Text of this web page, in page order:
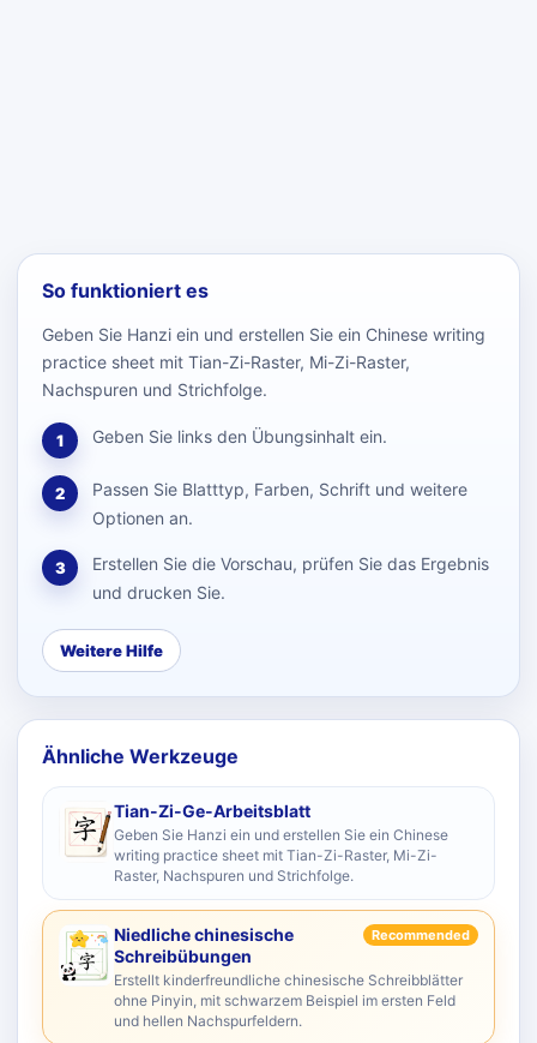
So funktioniert es
Geben Sie Hanzi ein und erstellen Sie ein Chinese writing
practice sheet mit Tian-Zi-Raster, Mi-Zi-Raster,
Nachspuren und Strichfolge.
1 Geben Sie links den Übungsinhalt ein.
2
Passen Sie Blatttyp, Farben, Schrift und weitere
Optionen an.
3
Erstellen Sie die Vorschau, prüfen Sie das Ergebnis
und drucken Sie.
Weitere Hilfe
Ähnliche Werkzeuge
Tian-Zi-Ge-Arbeitsblatt
Geben Sie Hanzi ein und erstellen Sie ein Chinese
writing practice sheet mit Tian-Zi-Raster, Mi-Zi-
Raster, Nachspuren und Strichfolge.
Niedliche chinesische
Schreibübungen
Recommended
Erstellt kinderfreundliche chinesische Schreibblätter
ohne Pinyin, mit schwarzem Beispiel im ersten Feld
und hellen Nachspurfeldern.